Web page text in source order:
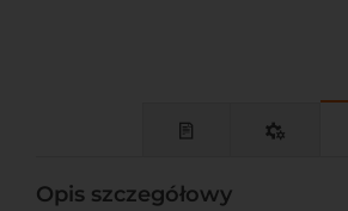
Opis szczegółowy